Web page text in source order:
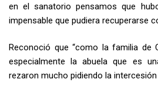
en el sanatorio pensamos que
impensable que pudiera recuperarse
Reconoció que “como la familia de
especialmente la abuela que es
rezaron mucho pidiendo la intercesión